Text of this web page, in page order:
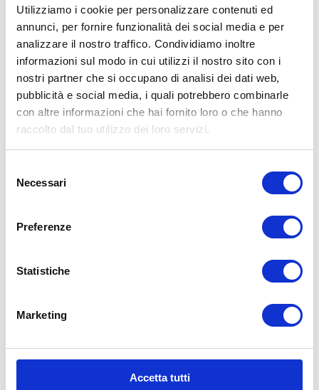
Utilizziamo i cookie per personalizzare contenuti ed
annunci, per fornire funzionalità dei social media e per
analizzare il nostro traffico. Condividiamo inoltre
informazioni sul modo in cui utilizzi il nostro sito con i
nostri partner che si occupano di analisi dei dati web,
pubblicità e social media, i quali potrebbero combinarle
con altre informazioni che hai fornito loro o che hanno
raccolto dal tuo utilizzo dei loro servizi.
delNecessari
Preferenze
Statistiche
Marketing
Accetta tutti
prodotti in offerta.
CONTATTACI
Non preoccuparti, il tuo Black Friday dura
Contattaci subito eil valore del buono
corrispondente al tuo acquisto ti sarà caricato sul